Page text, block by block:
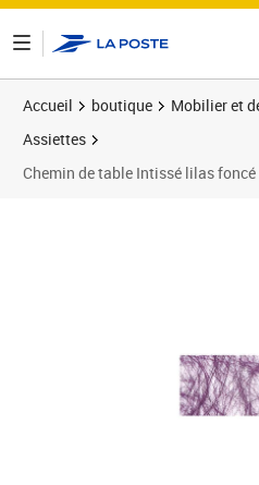
Accueil boutique Mobilier et
Assiettes
Chemin de table Intissé lilas